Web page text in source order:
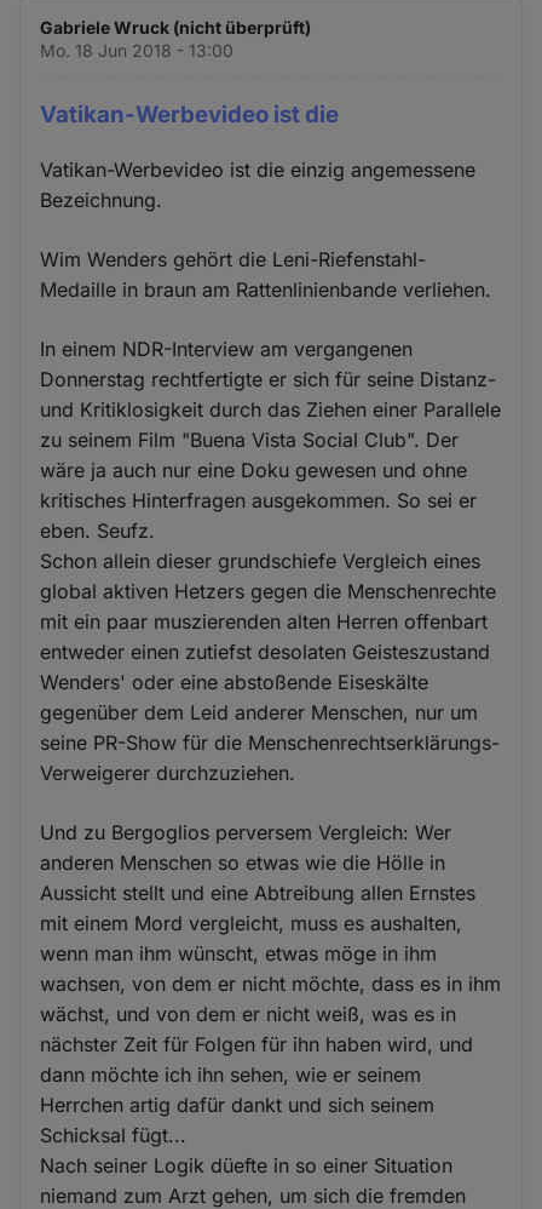
Gabriele Wruck (nicht überprüft)
Mo. 18 Jun 2018 - 13:00
Vatikan-Werbevideo ist die
Vatikan-Werbevideo ist die einzig angemessene
Bezeichnung.
Wim Wenders gehört die Leni-Riefenstahl-
Medaille in braun am Rattenlinienbande verliehen.
In einem NDR-Interview am vergangenen
Donnerstag rechtfertigte er sich für seine Distanz-
und Kritiklosigkeit durch das Ziehen einer Parallele
zu seinem Film "Buena Vista Social Club". Der
wäre ja auch nur eine Doku gewesen und ohne
kritisches Hinterfragen ausgekommen. So sei er
eben. Seufz.
Schon allein dieser grundschiefe Vergleich eines
global aktiven Hetzers gegen die Menschenrechte
mit ein paar muszierenden alten Herren offenbart
entweder einen zutiefst desolaten Geisteszustand
Wenders' oder eine abstoßende Eiseskälte
gegenüber dem Leid anderer Menschen, nur um
seine PR-Show für die Menschenrechtserklärungs-
Verweigerer durchzuziehen.
Und zu Bergoglios perversem Vergleich: Wer
anderen Menschen so etwas wie die Hölle in
Aussicht stellt und eine Abtreibung allen Ernstes
mit einem Mord vergleicht, muss es aushalten,
wenn man ihm wünscht, etwas möge in ihm
wachsen, von dem er nicht möchte, dass es in ihm
wächst, und von dem er nicht weiß, was es in
nächster Zeit für Folgen für ihn haben wird, und
dann möchte ich ihn sehen, wie er seinem
Herrchen artig dafür dankt und sich seinem
Schicksal fügt...
Nach seiner Logik düefte in so einer Situation
niemand zum Arzt gehen, um sich die fremden